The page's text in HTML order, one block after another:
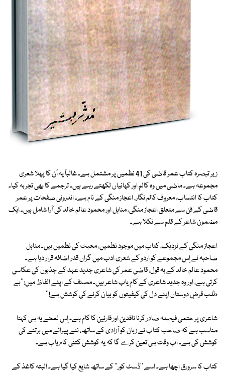
زیر تبصرہ کتاب عمر قاضی کی 41 نظمیں پر مشتمل ہے۔ غالباً یہ اُن کا پہلا شعری
مجموعہ ہے۔ ماضی میں وہ کالم اور کہانیاں لکھتے رہے ہیں۔ ترجمے کا بھی تجربہ کیا۔
کتاب کا انتساب، معروف کالم نگار، اعجاز منگی کے نام ہے۔ اندرونی صفحات پر عمر
قاضی کے فن سے متعلق اعجاز منگی، مناہل اور محمود عالم خالد کی آرا شامل ہیں۔ ایک
مضمون شاعر کے قلم سے نکلا ہے۔
اعجاز منگی کے نزدیک، کتاب میں موجود نظمیں، محبت کی نظمیں ہیں۔ مناہل
صاحبہ نے اِس مجموعے کو اردو کے شعری ادب میں گراں قدر اضافہ قرار دیا ہے۔
محمود عالم خالد کے بہ قول، قاضی عمر کی شاعری جدید عہد کے جذبوں کی عکاسی
کرتی ہے، اور وہ جدید شاعری کے کام یاب شاعر ہیں۔ مصنف کے اپنے الفاظ میں:''بے
طلب قرضِ دوستاں اپنے دل کی کیفیتوں کو بیان کرنے کی کوشش ہے!''
شاعری پر حتمی فیصلہ صادر کرنا ناقدین اور قارئین کا کام ہے۔ اِس لمحے یہ ہی کہنا
مناسب ہے کہ صاحب کتاب نے زبان کو آزادی کے ساتھ، نئے پیرائے میں برتنے کی
کوشش کی ہے۔ اب وقت ہی تعین کرے گا کہ یہ کوشش کتنی کام یاب ہے۔
کتاب کا سرورق اچھا ہے۔ اسے ''ڈسٹ کور'' کے ساتھ شایع کیا گیا ہے۔ البتہ کاغذ کے